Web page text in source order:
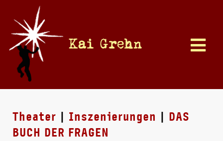
Kai Grehn
Theater | Inszenierungen | DAS
BUCH DER FRAGEN